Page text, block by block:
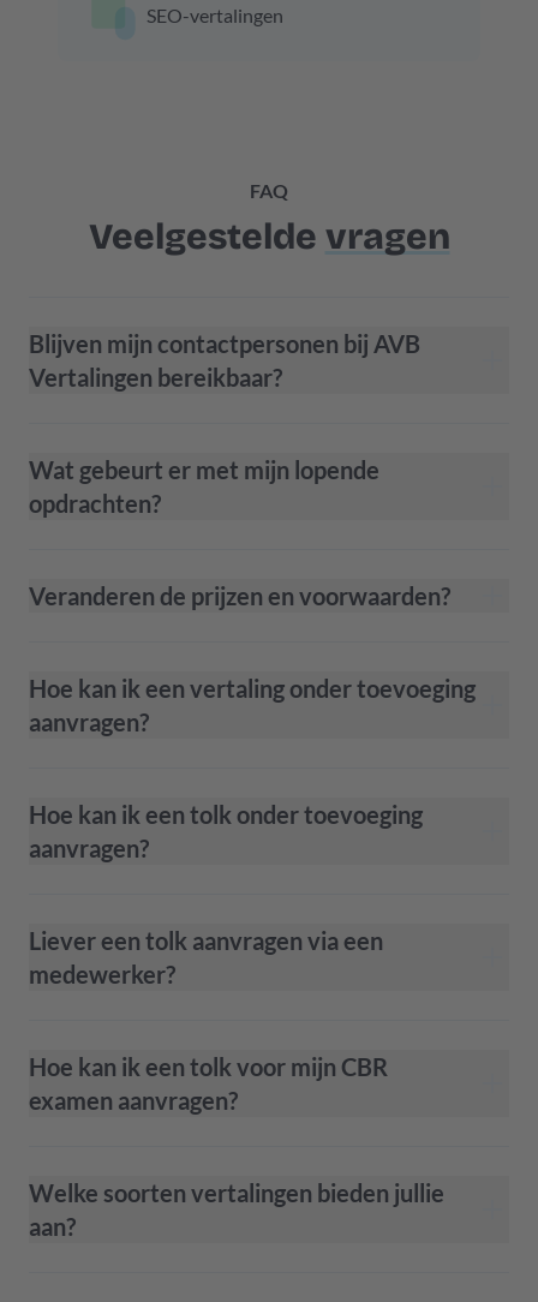
SEO-vertalingen
FAQ
Veelgestelde vragen
Blijven mijn contactpersonen bij AVB
Vertalingen bereikbaar?
Wat gebeurt er met mijn lopende
opdrachten?
Veranderen de prijzen en voorwaarden?
Hoe kan ik een vertaling onder toevoeging
aanvragen?
Hoe kan ik een tolk onder toevoeging
aanvragen?
Liever een tolk aanvragen via een
medewerker?
Hoe kan ik een tolk voor mijn CBR
examen aanvragen?
Welke soorten vertalingen bieden jullie
aan?